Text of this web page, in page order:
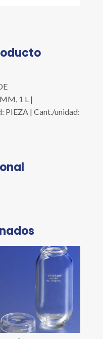
1 L |
PIEZA | Cant./unidad: